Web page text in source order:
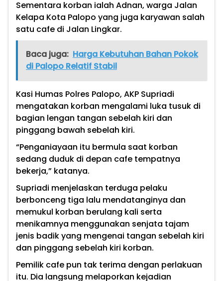
Sementara korban ialah Adnan, warga Jalan
Kelapa Kota Palopo yang juga karyawan salah
satu cafe di Jalan Lingkar.
Baca juga: Harga Kebutuhan Bahan Pokok
di Palopo Relatif Stabil
Kasi Humas Polres Palopo, AKP Supriadi
mengatakan korban mengalami luka tusuk di
bagian lengan tangan sebelah kiri dan
pinggang bawah sebelah kiri.
“Penganiayaan itu bermula saat korban
sedang duduk di depan cafe tempatnya
bekerja,” katanya.
Supriadi menjelaskan terduga pelaku
berbonceng tiga lalu mendatanginya dan
memukul korban berulang kali serta
menikamnya menggunakan senjata tajam
jenis badik yang mengenai tangan sebelah kiri
dan pinggang sebelah kiri korban.
Pemilik cafe pun tak terima dengan perlakuan
itu. Dia langsung melaporkan kejadian